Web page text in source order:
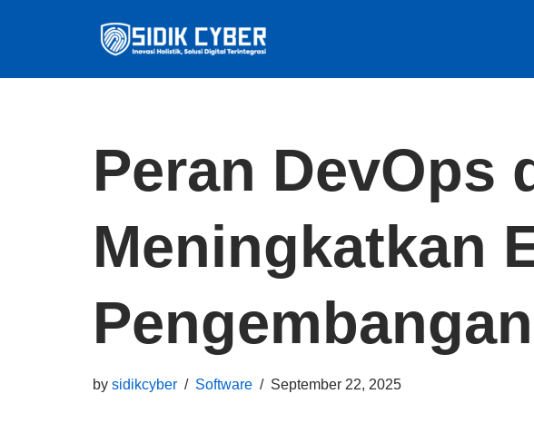
to
Peran DevOps
Meningkatkan
by sidikcyber Software September 22, 2025